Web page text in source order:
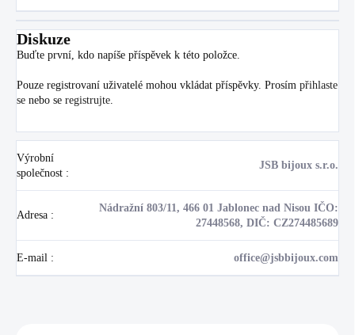
Diskuze
Buďte první, kdo napíše příspěvek k této položce.
Pouze registrovaní uživatelé mohou vkládat příspěvky. Prosím přihlaste
se nebo se registrujte
Výrobní
společnost :
JSB bijoux s.r.o.
Adresa :
Nádražní 803/11, 466 01 Jablonec nad Nisou IČO:
27448568, DIČ: CZ274485689
E-mail : office@jsbbijoux.com